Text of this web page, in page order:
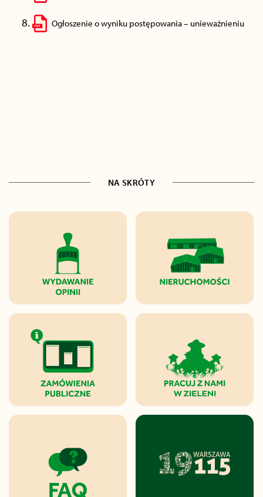
Ogłoszenie o wyniku postępowania – unieważnieniu
NA SKRÓTY